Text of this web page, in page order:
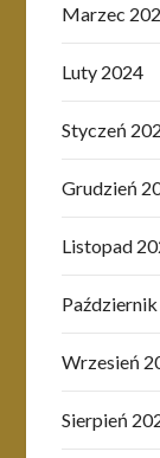
Marzec
Luty 2024
Styczeń
Grudzień
Listopad
Wrzesień
Sierpień